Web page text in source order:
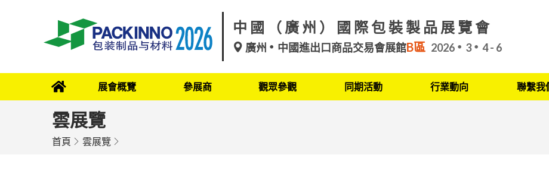
中國（廣州）國際包裝製品展覽會
廣州 中國進出口商品交易會展館B區 2026 3 4 - 6
展會概覽 參展商 觀眾參觀 同期活動 行業動向 聯繫我
雲展覽
首頁 雲展覽